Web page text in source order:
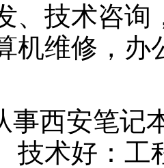
、技术咨询
机维修，办
事西安笔记
技术好：